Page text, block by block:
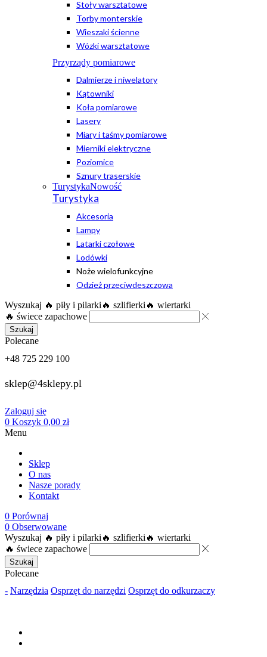
Stoły warsztatowe
Torby monterskie
Wieszaki ścienne
Wózki warsztatowe
Przyrządy pomiarowe
Dalmierze i niwelatory
Kątowniki
Koła pomiarowe
Lasery
Miary i taśmy pomiarowe
Mierniki elektryczne
Poziomice
Sznury traserskie
TurystykaNowość
Turystyka
Akcesoria
Lampy
Latarki czołowe
Lodówki
Noże wielofunkcyjne
Odzież przeciwdeszczowa
Wyszukaj 🔥 piły i pilarki 🔥 szlifierki 🔥 wiertarki
🔥 świece zapachowe
Szukaj
Polecane
+48 725 229 100
sklep@4sklepy.pl
Zaloguj się
0 Koszyk 0,00 zł
Menu
Sklep
O nas
Nasze porady
Kontakt
0 Porównaj
0 Obserwowane
Wyszukaj 🔥 piły i pilarki 🔥 szlifierki 🔥 wiertarki
🔥 świece zapachowe
Szukaj
Polecane
- Narzędzia Osprzęt do narzędzi Osprzęt do odkurzaczy